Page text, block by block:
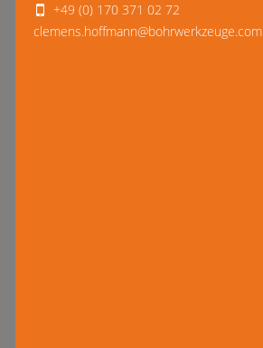
+49 (0) 170 371 02 72
clemens.hoffmann@bohrwerkzeuge.com